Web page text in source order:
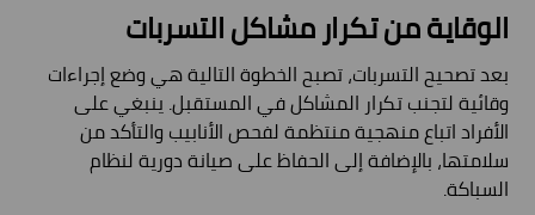
الوقاية من تكرار مشاكل التسربات
بعد تصحيح التسربات، تصبح الخطوة التالية هي وضع إجراءات
وقائية لتجنب تكرار المشاكل في المستقبل. ينبغي على
الأفراد اتباع منهجية منتظمة لفحص الأنابيب والتأكد من
سلامتها، بالإضافة إلى الحفاظ على صيانة دورية لنظام
السباكة.